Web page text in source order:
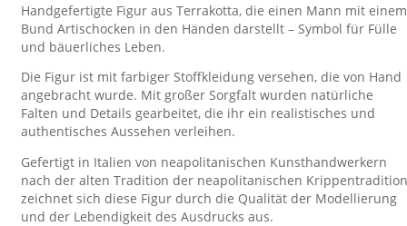
Handgefertigte Figur aus Terrakotta, die einen Mann mit einem
Bund Artischocken in den Händen darstellt – Symbol für Fülle
und bäuerliches Leben.
Die Figur ist mit farbiger Stoffkleidung versehen, die von Hand
angebracht wurde. Mit großer Sorgfalt wurden natürliche
Falten und Details gearbeitet, die ihr ein realistisches und
authentisches Aussehen verleihen.
Gefertigt in Italien von neapolitanischen Kunsthandwerkern
nach der alten Tradition der neapolitanischen
zeichnet sich diese Figur durch die Qualität der Modellierung
und der Lebendigkeit des Ausdrucks aus.